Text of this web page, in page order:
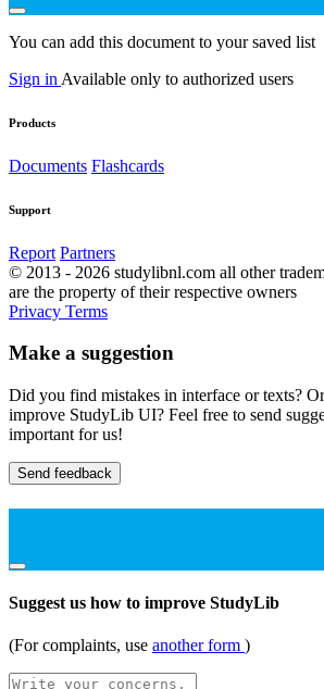
You can add this document to your saved list
Sign in Available only to authorized users
Products
Documents Flashcards
Support
Report Partners
© 2013 - 2026 studylibnl.com all other
are the property of their respective owners
Privacy Terms
Make a suggestion
Did you find mistakes in interface or texts?
improve StudyLib UI? Feel free to send
important for us!
Send feedback
Suggest us how to improve StudyLib
(For complaints, use another form )